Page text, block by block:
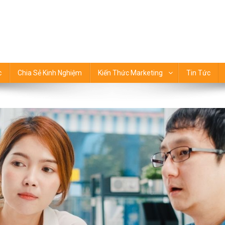
Chia Sẻ Kinh Nghiệm Kiến Thức Marketing Tin Tức